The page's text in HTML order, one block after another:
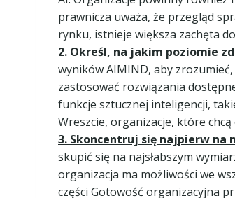
prawnicza uważa, że przegląd
rynku, istnieje większa zachęta
2. Określ, na jakim poziomie
wyników AIMIND, aby
zastosować rozwiązania
funkcje sztucznej inteligencji,
Wreszcie, organizacje, które
3. Skoncentruj się najpierw na
skupić się na najsłabszym
organizacja ma możliwości we
części Gotowość organizacyjna